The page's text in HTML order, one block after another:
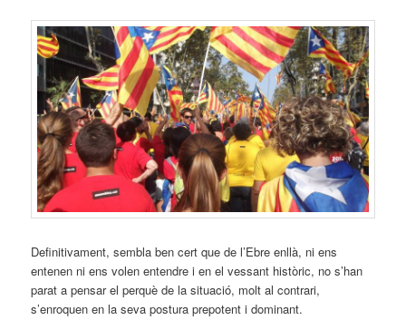
Definitivament, sembla ben cert que de l’Ebre enllà, ni ens
entenen ni ens volen entendre i en el vessant històric, no s’han
parat a pensar el perquè de la situació, molt al contrari,
s’enroquen en la seva postura prepotent i dominant.